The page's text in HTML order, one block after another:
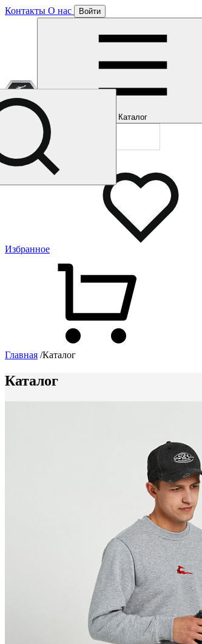
Контакты О нас Войти
Каталог
Газмерч
Избранное
Главная /Каталог
Каталог